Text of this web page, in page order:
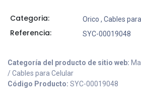
Categoria: Orico , Cables
Referencia: SYC-00019048
Categoría del producto de sitio web:
/ Cables para Celular
Código Producto: SYC-00019048